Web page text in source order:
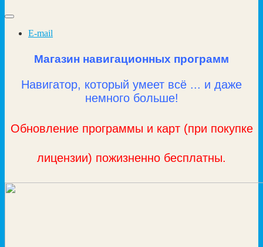
E-mail
Магазин навигационных программ
Навигатор, который умеет всё ... и даже
немного больше!
Обновление программы и карт (при покупке
лицензии) пожизненно бесплатны.